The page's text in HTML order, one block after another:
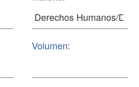
Volumen: